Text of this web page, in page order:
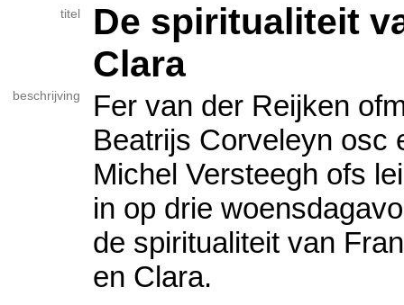
titel
De spiritualiteit
Clara
beschrijving
Fer van der Reijken
Beatrijs Corveleyn osc
Michel Versteegh ofs
in op drie
de spiritualiteit van
en Clara.